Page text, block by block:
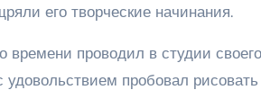
его творческие начинания.
проводил в студии
пробовал